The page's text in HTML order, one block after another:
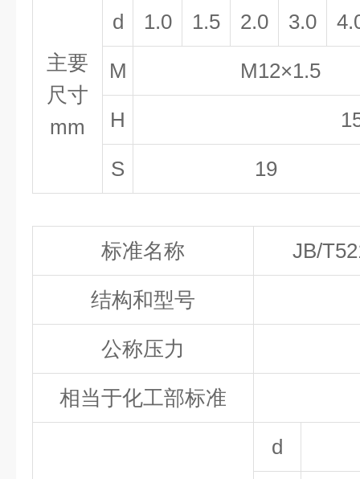
主要
尺寸
mm
d 1.0 1.5 2.0 3.0
M M12×1.5
H
S 19
标准名称 JB/
结构和型号
公称压力
相当于化工部标准
d